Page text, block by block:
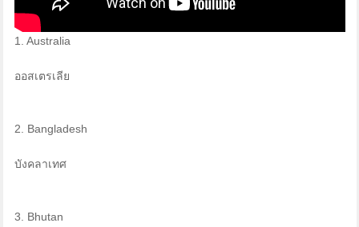
1. Australia
ออสเตรเลีย
2. Bangladesh
บังคลาเทศ
3. Bhutan